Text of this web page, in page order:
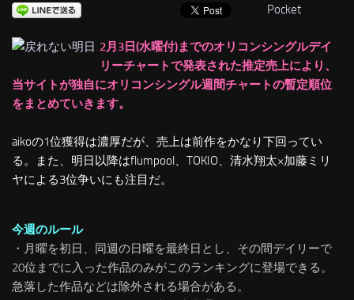
Pocket
2月3日(水曜付)までのオリコンシングルデイ
リーチャートで発表された推定売上により、
当サイトが独自にオリコンシングル週間チャートの暫定順位
をまとめていきます。
aikoの1位獲得は濃厚だが、売上は前作をかなり下回ってい
る。また、明日以降はflumpool、TOKIO、清水翔太×加藤ミリ
ヤによる3位争いにも注目だ。
今週のルール
・月曜を初日、同週の日曜を最終日とし、その間デイリーで
20位までに入った作品のみがこのランキングに登場できる。
急落した作品などは除外される場合がある。